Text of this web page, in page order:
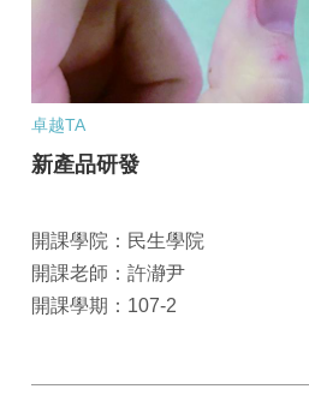
卓越TA
新產品研發
開課學院：民生學院
開課老師：許瀞尹
開課學期：107-2